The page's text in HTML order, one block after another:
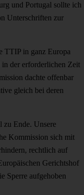
und Portugal sollte ich
Unterschriften zur
TTIP in ganz Europa
der erforderlichen Zeit
dachte offenbar
gleich bei deren
zu Ende. Unsere
Kommission sich mit
rechtlich auf
Gerichtshof
Sperre aufgehoben